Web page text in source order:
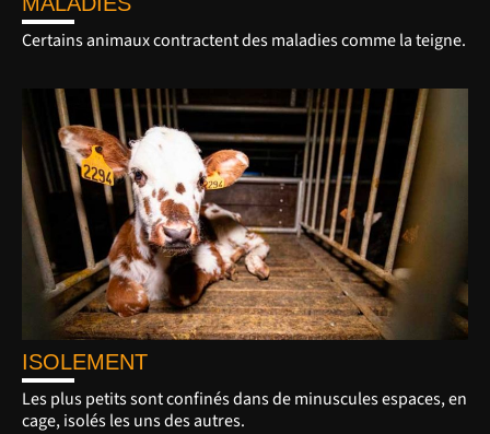
Certains animaux contractent des maladies comme la teigne.
ISOLEMENT
Les plus petits sont confinés dans de minuscules espaces, en
cage, isolés les uns des autres.